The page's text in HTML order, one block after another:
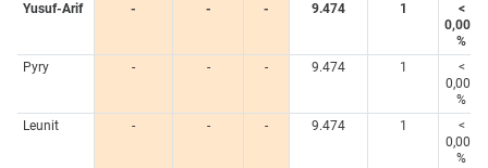
Yusuf-Arif
- - - 9.474 1
<
0,005
%
Pyry
- - - 9.474 1
<
0,005
%
Leunit
- - - 9.474 1
<
0,005
%